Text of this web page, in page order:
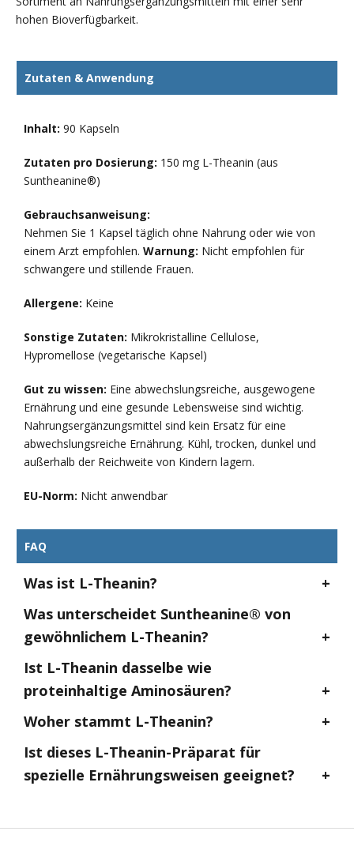
hohen Bioverfügbarkeit.
Zutaten & Anwendung
Inhalt: 90 Kapseln
Zutaten pro Dosierung: 150 mg L-Theanin (aus
Suntheanine®)
Gebrauchsanweisung:
Nehmen Sie 1 Kapsel täglich ohne Nahrung oder wie von
einem Arzt empfohlen. Warnung: Nicht empfohlen für
schwangere und stillende Frauen.
Allergene: Keine
Sonstige Zutaten: Mikrokristalline Cellulose,
Hypromellose (vegetarische Kapsel)
Gut zu wissen: Eine abwechslungsreiche, ausgewogene
Ernährung und eine gesunde Lebensweise sind wichtig.
Nahrungsergänzungsmittel sind kein Ersatz für eine
abwechslungsreiche Ernährung. Kühl, trocken, dunkel und
außerhalb der Reichweite von Kindern lagern.
EU-Norm: Nicht anwendbar
FAQ
Was ist L-Theanin?
Was unterscheidet Suntheanine® von
gewöhnlichem L-Theanin?
Ist L-Theanin dasselbe wie
proteinhaltige Aminosäuren?
Woher stammt L-Theanin?
Ist dieses L-Theanin-Präparat für
spezielle Ernährungsweisen geeignet?